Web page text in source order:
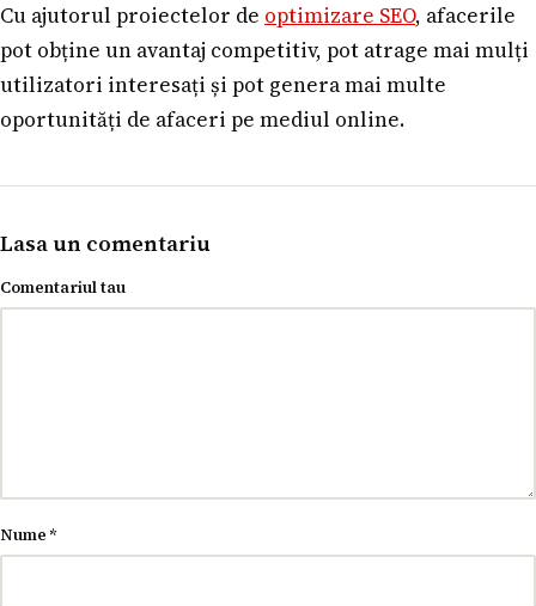
Cu ajutorul proiectelor de optimizare SEO, afacerile
pot obține un avantaj competitiv, pot atrage mai mulți
utilizatori interesați și pot genera mai multe
oportunități de afaceri pe mediul online.
Lasa un comentariu
Comentariul tau
Nume*